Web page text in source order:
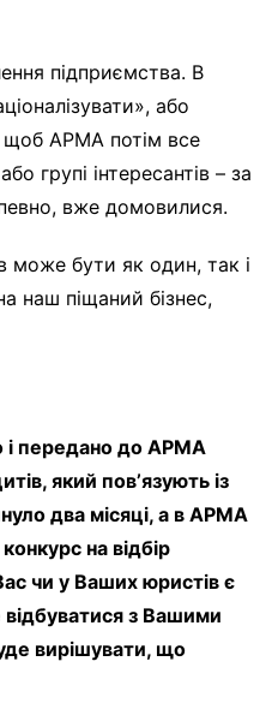
підприємства. В
або
АРМА потім все
групі інтересантів – за
вже домовилися.
може бути як один, так і
наш піщаний бізнес,
і передано до АРМА
який повʼязують із
два місяці, а в АРМА
на відбір
чи у Ваших юристів є
відбуватися з Вашими
вирішувати, що